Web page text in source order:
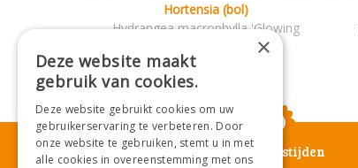
Hortensia (bol)
Hydrangea macrophylla 'Glowing
Openingstijden
×
Deze website maakt
gebruik van cookies.
Deze website gebruikt cookies om uw
gebruikerservaring te verbeteren. Door
onze website te gebruiken, stemt u in met
alle cookies in overeenstemming met ons